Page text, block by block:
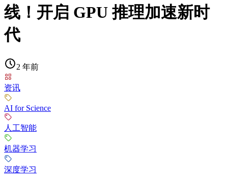
线！开启 GPU 推理加速新时
代
2 年前
资讯
AI for Science
人工智能
机器学习
深度学习